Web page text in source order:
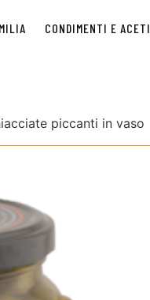
CONDIMENTI E ACETI
piccanti in vaso